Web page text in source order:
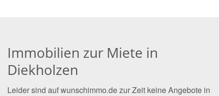
Immobilien zur Miete in
Diekholzen
Leider sind auf wunschimmo.de zur Zeit keine Angebote in